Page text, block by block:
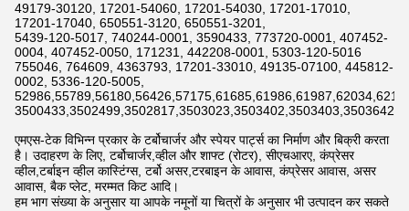
49179-30120, 17201-54060, 17201-54030, 17201-17010,
17201-17040, 650551-3120, 650551-3201,
5439-120-5017, 740244-0001, 3590433, 773720-0001, 407452-
0004, 407452-0050, 171231, 442208-0001, 5303-120-5016
755046, 764609, 4363793, 17201-33010, 49135-07100, 445812-
0002, 5336-120-5005,
एमएस-टेक विभिन्न प्रकार के टर्बोचार्जर और स्पेयर पार्ट्स का निर्माण और बिक्री करता
है। उदाहरण के लिए, टर्बोचार्जर,व्हील और शाफ्ट (रोटर), सीएचआरए, कंप्रेसर
व्हील,टर्बाइन व्हील कास्टिंग्स, टर्बो असर,टरबाइन के आवास, कंप्रेसर आवास, असर
आवास, बैक प्लेट, मरम्मत किट आदि।
हम भाग संख्या के अनुसार या आपके नमूनों या चित्रों के अनुसार भी उत्पादन कर सकते